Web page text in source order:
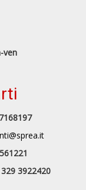
ven
329 3922420